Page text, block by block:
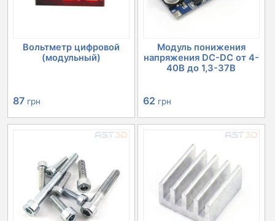
Вольтметр цифровой
(модульный)
87 грн
Модуль понижения
напряжения DC-DC от 4-
40В до 1,3-37В
62 грн